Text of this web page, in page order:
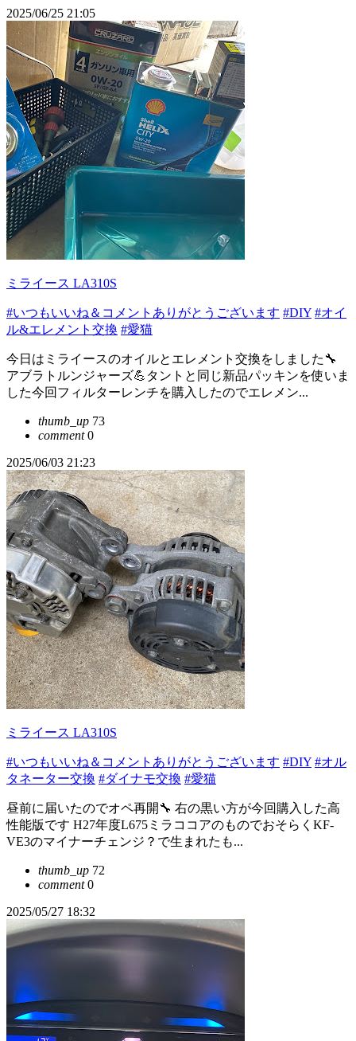
2025/06/25 21:05
ミライース LA310S
#いつもいいね＆コメントありがとうございます #DIY #オイ
ル&エレメント交換 #愛猫
今日はミライースのオイルとエレメント交換をしました🔧
アブラトルンジャーズ💪タントと同じ新品パッキンを使いま
した今回フィルターレンチを購入したのでエレメン...
thumb_up 73
comment0
2025/06/03 21:23
ミライース LA310S
#いつもいいね＆コメントありがとうございます #DIY #オル
タネーター交換 #ダイナモ交換 #愛猫
昼前に届いたのでオペ再開🔧 右の黒い方が今回購入した高
性能版です H27年度L675ミラココアのものでおそらくKF-
VE3のマイナーチェンジ？で生まれたも...
thumb_up 72
comment0
2025/05/27 18:32